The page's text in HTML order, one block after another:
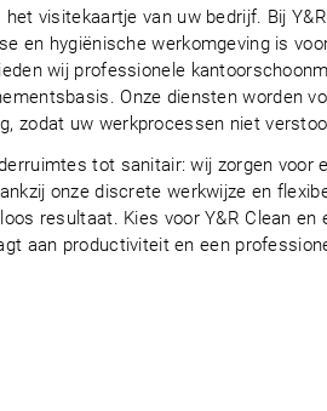
visitekaartje van uw bedrijf. Bij
en hygiënische werkomgeving is
wij professionele
Onze diensten worden
zodat uw werkprocessen niet
tot sanitair: wij zorgen voor
onze discrete werkwijze en
resultaat. Kies voor Y&R Clean en
aan productiviteit en een